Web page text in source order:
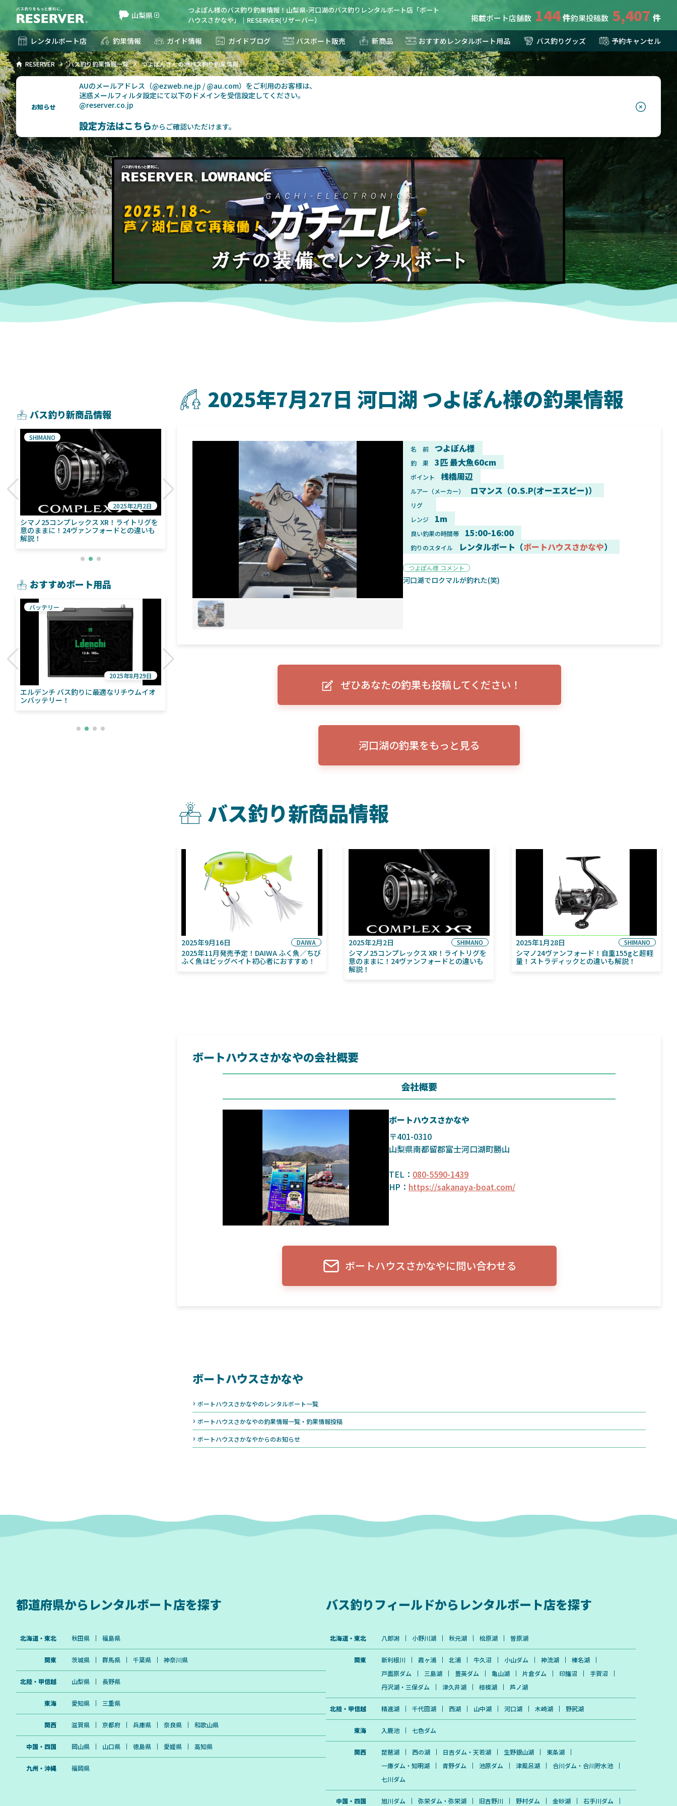
山梨県
つよぽん様のバス釣り釣果情報！山梨県-河口湖のバス釣りレンタルボート店「ボート
ハウスさかなや」｜RESERVER(リザーバー）
掲載ボート店舗数 144 釣果投稿数 5,407
レンタルボート店 釣果情報 ガイド情報 ガイドブログ バスボート販売 新商品 おすすめレンタルボート用品 バス釣りグッズ 予約キャンセル
RESERVER バス釣り釣果情報一覧 つよぽんさんの地バス釣り釣果情報
お知らせ
AUのメールアドレス（@ezweb.ne.jp / @au.com）をご利用のお客様は、
迷惑メールフィルタ設定にて以下のドメインを受信設定してください。
@reserver.co.jp
設定方法はこちらからご確認いただけます。
2025年7月27日 河口湖 つよぽん様の釣果情報
名 前 つよぽん様
釣 果 3匹 最大魚60cm
ポイント 桟橋周辺
ルアー（メーカー） ロマンス（O.S.P(オーエスピー)）
リグ
レンジ
1m
良い釣果の時間帯 15:00-16:00
釣りのスタイル レンタルボート（ボートハウスさかなや）
つよぽん様 コメント
河口湖でロクマルが釣れた(笑)
ぜひあなたの釣果も投稿してください！
河口湖の釣果をもっと見る
バス釣り新商品情報
2025年9月16日 DAIWA
2025年11月発売予定！DAIWA ふく魚／ちび
ふく魚はビッグベイト初心者におすすめ！
2025年2月2日 SHIMANO
シマノ25コンプレックス XR！ライトリグを
意のままに！24ヴァンフォードとの違いも
解説！
2025年1月28日 SHIMANO
シマノ24ヴァンフォード！自重155gと超軽
量！ストラディックとの違いも解説！
ボートハウスさかなやの会社概要
会社概要
ボートハウスさかなや
〒401-0310
山梨県南都留郡富士河口湖町勝山
TEL： 080-5590-1439
HP： https://sakanaya-boat.com/
ボートハウスさかなやに問い合わせる
ボートハウスさかなや
ボートハウスさかなやのレンタルボート一覧
ボートハウスさかなやの釣果情報一覧・釣果情報投稿
ボートハウスさかなやからのお知らせ
バス釣り新商品情報
シマノ25コンプレックス XR！ライトリグを
意のままに！24ヴァンフォードとの違いも
解説！
SHIMANO
2025年2月2日
シマノ24ヴァンフォード！自重155gと超軽
量！ストラディックとの違いも解説！
2025年1月28日
2025年11月発売予定！DAIWA ふく魚／ちび
ふく魚はビッグベイト初心者におすすめ！
意のままに！24ヴァンフォードとの違いも
解説！
おすすめボート用品
エルデンチ バス釣りに最適なリチウムイオ
ンバッテリー！
バッテリー
2025年8月29日
ライブソナーをより身近に！HOOK REVEAL
魚探
ELowrance EAGLE 7/9インチ トリプルショ
ローランス イーグルアイ（EAGLE EYE）イ
ンプレ！ガーミンとの比較も併せてご説明い
たします
都道府県から レンタルボート店を探す
北海道・東北 秋田県 福島県
関東 茨城県 群馬県 千葉県 神奈川県
北陸・甲信越 山梨県 長野県
東海 愛知県 三重県
関西 滋賀県 京都府 兵庫県 奈良県 和歌山県
中国・四国 岡山県 山口県 徳島県 愛媛県 高知県
九州・沖縄 福岡県
バス釣りフィールドから レンタルボート店を探す
北海道・東北 八郎潟 小野川湖 秋元湖 桧原湖 曽原湖
関東 新利根川 霞ヶ浦 北浦 牛久沼 小山ダム 神流湖
榛名湖
戸面原ダム
三島湖 豊英ダム 亀山湖 片倉ダム 印旛沼
手賀沼
丹沢湖・三保ダム
津久井湖 相模湖 芦ノ湖
北陸・甲信越 精進湖 千代田湖 西湖 山中湖 河口湖 木崎湖 野尻湖
東海 入鹿池 七色ダム
関西 琵琶湖 西の湖 日吉ダム・天若湖 生野銀山湖
東条湖
一庫ダム・知明湖
青野ダム 池原ダム 津風呂湖
合川ダム・合川貯水池
七川ダム
中国・四国 旭川ダム 弥栄ダム・弥栄湖 旧吉野川 野村ダム 金砂湖 石手川ダム